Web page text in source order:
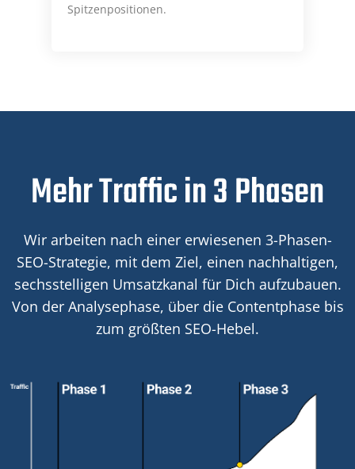
Spitzenpositionen.
Mehr Traffic in 3 Phasen
Wir arbeiten nach einer erwiesenen 3-Phasen-
SEO-Strategie, mit dem Ziel, einen nachhaltigen,
sechsstelligen Umsatzkanal für Dich aufzubauen.
Von der Analysephase, über die Contentphase bis
zum größten SEO-Hebel.